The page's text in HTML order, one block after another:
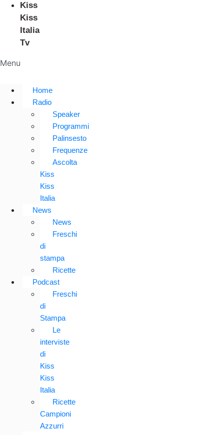
Kiss
Kiss
Italia
Tv
Menu
Home
Radio
Speaker
Programmi
Palinsesto
Frequenze
Ascolta
Kiss
Kiss
Italia
News
News
Freschi
di
stampa
Ricette
Podcast
Freschi
di
Stampa
Le
interviste
di
Kiss
Kiss
Italia
Ricette
Campioni
Azzurri